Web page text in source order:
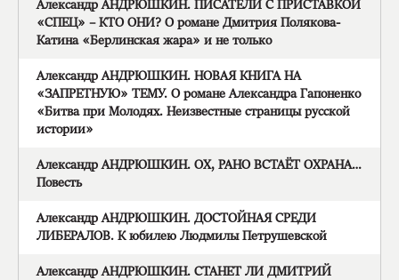
Александр АНДРЮШКИН. ПИСАТЕЛИ С ПРИСТАВКОЙ
«СПЕЦ» – КТО ОНИ? О романе Дмитрия Полякова-
Катина «Берлинская жара» и не только
Александр АНДРЮШКИН. НОВАЯ КНИГА НА
«ЗАПРЕТНУЮ» ТЕМУ. О романе Александра Гапоненко
«Битва при Молодях. Неизвестные страницы русской
истории»
Александр АНДРЮШКИН. ОХ, РАНО ВСТАЁТ ОХРАНА…
Повесть
Александр АНДРЮШКИН. ДОСТОЙНАЯ СРЕДИ
ЛИБЕРАЛОВ. К юбилею Людмилы Петрушевской
Александр АНДРЮШКИН. СТАНЕТ ЛИ ДМИТРИЙ